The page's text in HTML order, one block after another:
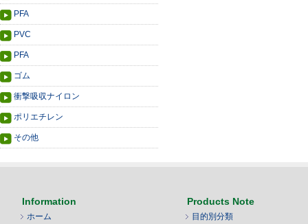
PFA
PVC
PFA
ゴム
衝撃吸収ナイロン
ポリエチレン
その他
Information
ホーム
Products Note
目的別分類